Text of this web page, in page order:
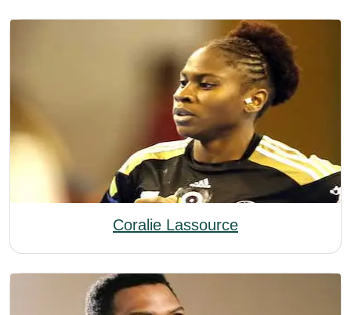
Coralie Lassource